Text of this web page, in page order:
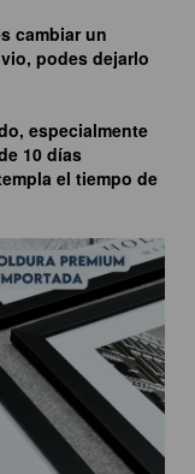
cambiar un
podes dejarlo
especialmente
10 días
el tiempo de